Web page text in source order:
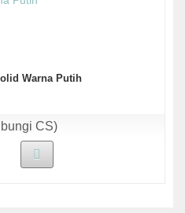
Warna Putih
CS)